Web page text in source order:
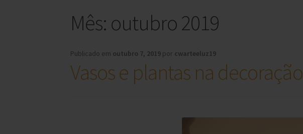
Mês: outubro 2019
Publicado em outubro 7, 2019 por cwarteeluz19
Vasos e plantas na decoração